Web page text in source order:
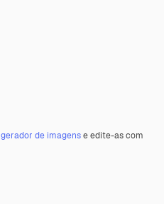
gerador de imagense edite-as com